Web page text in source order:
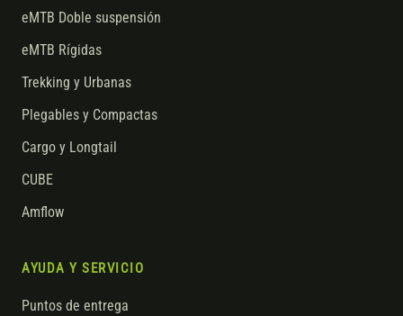
eMTB Doble suspensión
eMTB Rígidas
Trekking y Urbanas
Plegables y Compactas
Cargo y Longtail
CUBE
Amflow
AYUDA Y SERVICIO
Puntos de entrega